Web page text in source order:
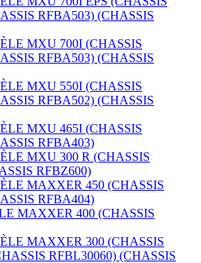
RFBA503) (CHASSIS
MXU 700I (CHASSIS
RFBA503) (CHASSIS
MXU 550I (CHASSIS
RFBA502) (CHASSIS
MXU 465I (CHASSIS
RFBA403)
MXU 300 R (CHASSIS
RFBZ600)
MAXXER 450 (CHASSIS
RFBA404)
MAXXER 400 (CHASSIS
MAXXER 300 (CHASSIS
RFBL30060) (CHASSIS